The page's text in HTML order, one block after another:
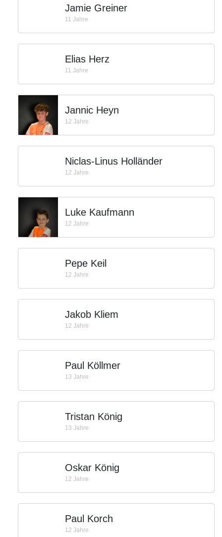
Jamie Greiner
11 Jahre
Elias Herz
11 Jahre
Jannic Heyn
12 Jahre
Niclas-Linus Holländer
12 Jahre
Luke Kaufmann
12 Jahre
Pepe Keil
12 Jahre
Jakob Kliem
12 Jahre
Paul Köllmer
13 Jahre
Tristan König
13 Jahre
Oskar König
12 Jahre
Paul Korch
12 Jahre